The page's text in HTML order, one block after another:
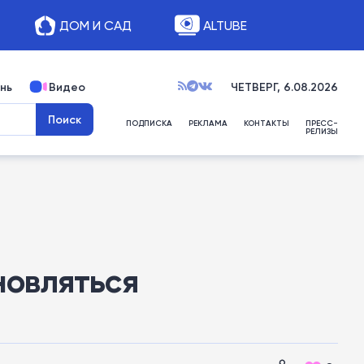
ДОМ И САД ALTUBE
Видео ЧЕТВЕРГ, 6.08.2026
ПОДПИСКА РЕКЛАМА КОНТАКТЫ ПРЕСС-
РЕЛИЗЫ